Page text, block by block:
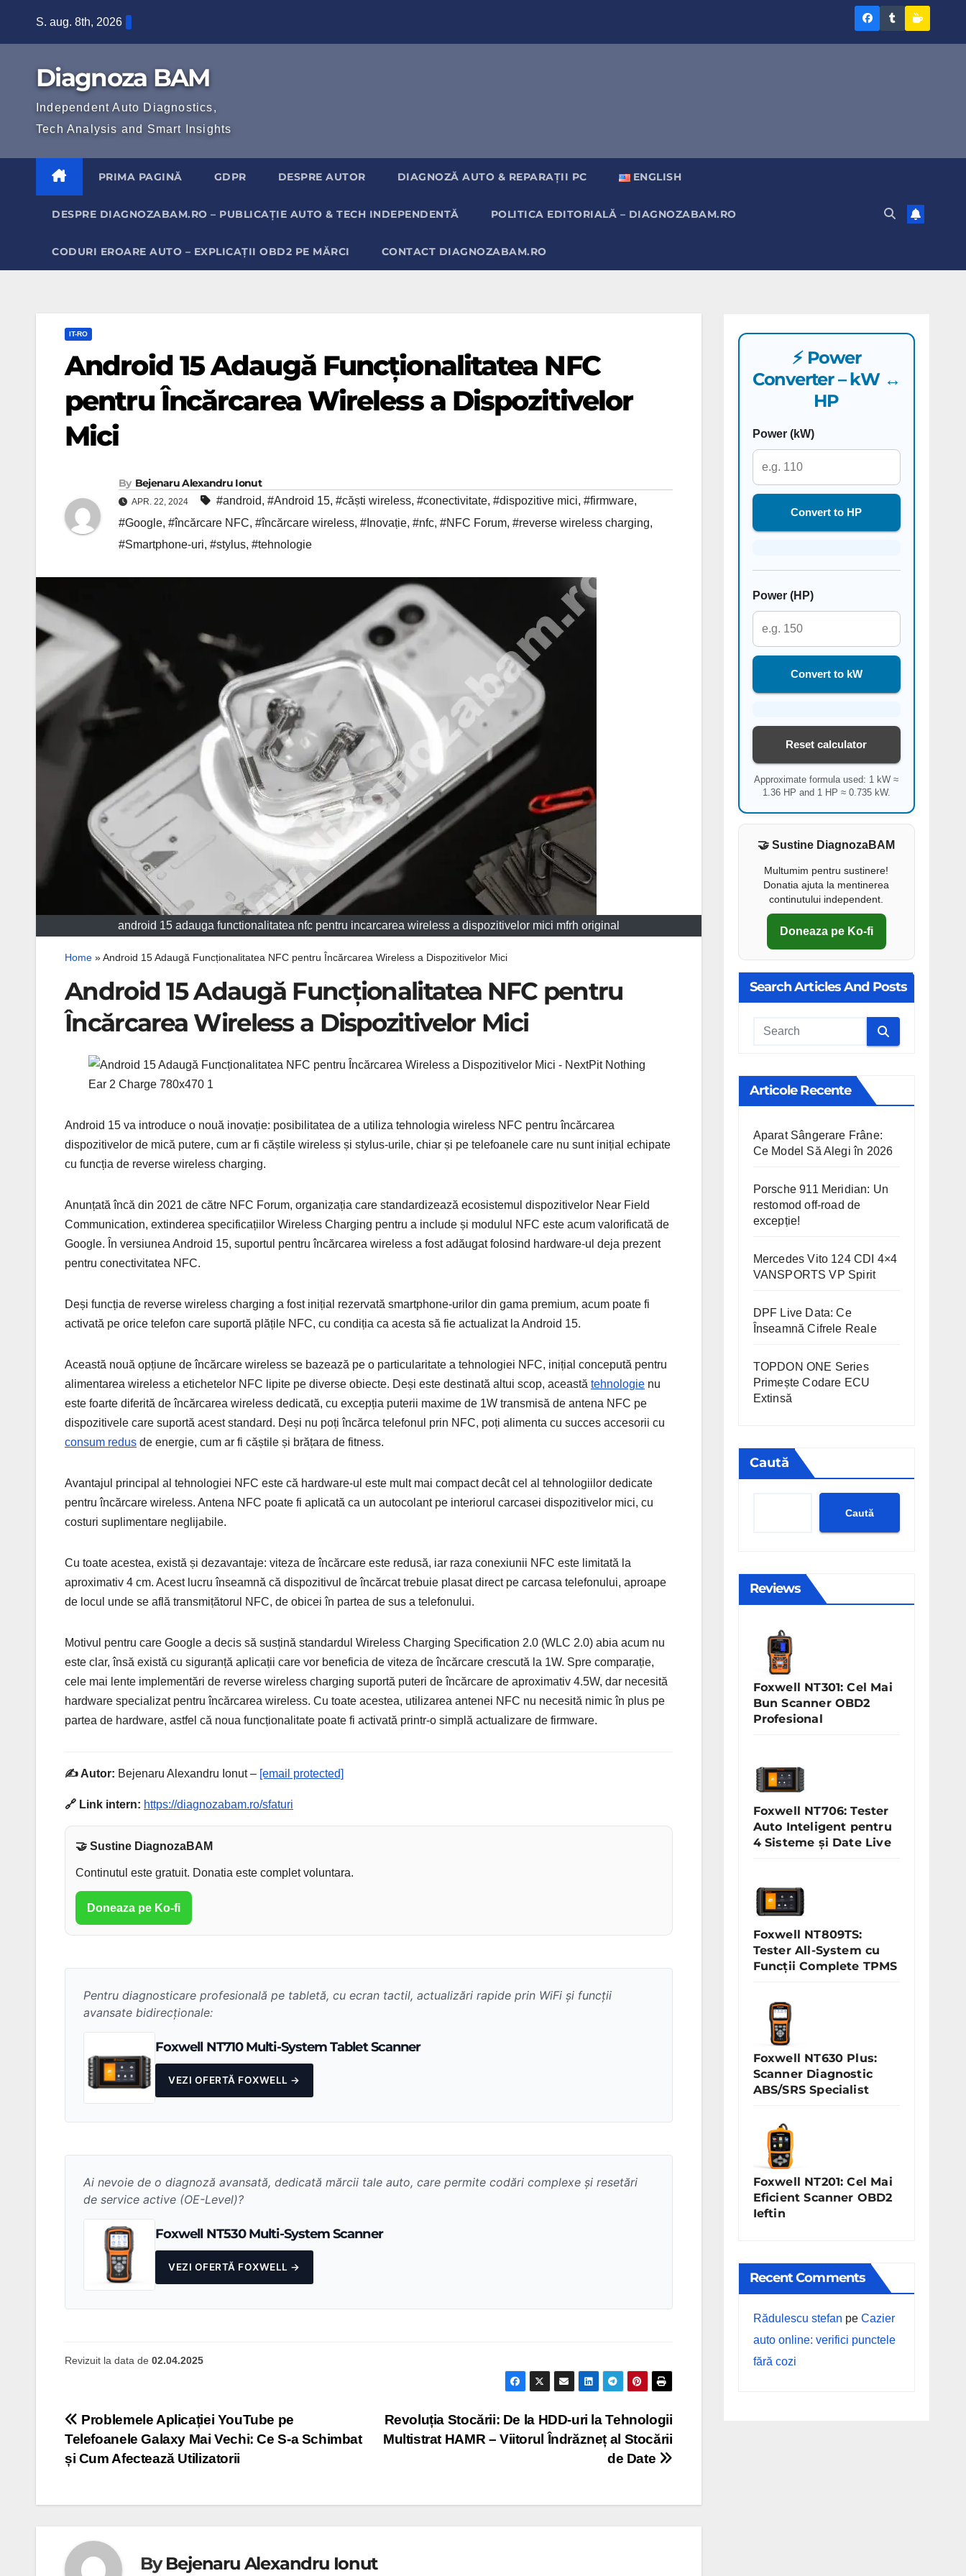
S. aug. 8th, 2026
DiagnozaDiagnoza
Diagnoza BAM
Independent Auto Diagnostics,
Tech Analysis and Smart Insights
PRIMA PAGINĂ GDPR DESPRE AUTOR DIAGNOZĂ AUTO & REPARAȚII PC ENGLISH
DESPRE DIAGNOZABAM.RO – PUBLICAȚIE AUTO & TECH INDEPENDENTĂ POLITICA EDITORIALĂ – DIAGNOZABAM.RO
CODURI EROARE AUTO – EXPLICAȚII OBD2 PE MĂRCI CONTACT DIAGNOZABAM.RO
IT-RO
Android 15 Adaugă Funcționalitatea NFC
pentru Încărcarea Wireless a Dispozitivelor
Mici
By Bejenaru Alexandru Ionut
APR. 22, 2024 #android, #Android 15, #căști wireless, #conectivitate, #dispozitive mici, #firmware,
#Google, #încărcare NFC, #încărcare wireless, #Inovație, #nfc, #NFC Forum, #reverse wireless charging,
#Smartphone-uri, #stylus, #tehnologie
android 15 adauga functionalitatea nfc pentru incarcarea wireless a dispozitivelor mici mfrh original
Home »Android 15 Adaugă Funcționalitatea NFC pentru Încărcarea Wireless a Dispozitivelor Mici
Android 15 Adaugă Funcționalitatea NFC pentru
Încărcarea Wireless a Dispozitivelor Mici
Android 15 va introduce o nouă inovație: posibilitatea de a utiliza tehnologia wireless NFC pentru încărcarea
dispozitivelor de mică putere, cum ar fi căștile wireless și stylus-urile, chiar și pe telefoanele care nu sunt inițial echipate
cu funcția de reverse wireless charging.
Anunțată încă din 2021 de către NFC Forum, organizația care standardizează ecosistemul dispozitivelor Near Field
Communication, extinderea specificațiilor Wireless Charging pentru a include și modulul NFC este acum valorificată de
Google. În versiunea Android 15, suportul pentru încărcarea wireless a fost adăugat folosind hardware-ul deja prezent
pentru conectivitatea NFC.
Deși funcția de reverse wireless charging a fost inițial rezervată smartphone-urilor din gama premium, acum poate fi
activată pe orice telefon care suportă plățile NFC, cu condiția ca acesta să fie actualizat la Android 15.
Această nouă opțiune de încărcare wireless se bazează pe o particularitate a tehnologiei NFC, inițial concepută pentru
alimentarea wireless a etichetelor NFC lipite pe diverse obiecte. Deși este destinată altui scop, această tehnologie nu
este foarte diferită de încărcarea wireless dedicată, cu excepția puterii maxime de 1W transmisă de antena NFC pe
dispozitivele care suportă acest standard. Deși nu poți încărca telefonul prin NFC, poți alimenta cu succes accesorii cu
consum redus de energie, cum ar fi căștile și brățara de fitness.
Avantajul principal al tehnologiei NFC este că hardware-ul este mult mai compact decât cel al tehnologiilor dedicate
pentru încărcare wireless. Antena NFC poate fi aplicată ca un autocolant pe interiorul carcasei dispozitivelor mici, cu
costuri suplimentare neglijabile.
Cu toate acestea, există și dezavantaje: viteza de încărcare este redusă, iar raza conexiunii NFC este limitată la
aproximativ 4 cm. Acest lucru înseamnă că dispozitivul de încărcat trebuie plasat direct pe carcasa telefonului, aproape
de locul unde se află transmițătorul NFC, de obicei în partea de sus a telefonului.
Motivul pentru care Google a decis să susțină standardul Wireless Charging Specification 2.0 (WLC 2.0) abia acum nu
este clar, însă există cu siguranță aplicații care vor beneficia de viteza de încărcare crescută la 1W. Spre comparație,
cele mai lente implementări de reverse wireless charging suportă puteri de încărcare de aproximativ 4.5W, dar necesită
hardware specializat pentru încărcarea wireless. Cu toate acestea, utilizarea antenei NFC nu necesită nimic în plus pe
partea de hardware, astfel că noua funcționalitate poate fi activată printr-o simplă actualizare de firmware.
✍️ Autor: Bejenaru Alexandru Ionut – [email protected]
🔗 Link intern: https://diagnozabam.ro/sfaturi
🤝 Sustine DiagnozaBAM
Continutul este gratuit. Donatia este complet voluntara.
Doneaza pe Ko-fi
Pentru diagnosticare profesională pe tabletă, cu ecran tactil, actualizări rapide prin WiFi și funcții
avansate bidirecționale:
Foxwell NT710 Multi-System Tablet Scanner
VEZI OFERTĂ FOXWELL →
Ai nevoie de o diagnoză avansată, dedicată mărcii tale auto, care permite codări complexe și resetări
de service active (OE-Level)?
Foxwell NT530 Multi-System Scanner
VEZI OFERTĂ FOXWELL →
Revizuit la data de 02.04.2025
Navigare
în
Revoluția Stocării: De la HDD-uri la Tehnologii
Multistrat HAMR – Viitorul Îndrăzneț al Stocării
de Date
Problemele Aplicației YouTube pe
Telefoanele Galaxy Mai Vechi: Ce S-a Schimbat
și Cum Afectează Utilizatorii
ByBejenaru Alexandru Ionut
⚡ Power
Converter – kW ↔
HP
Power (kW)
Convert to HP
Power (HP)
Convert to kW
Reset calculator
Approximate formula used: 1 kW ≈
1.36 HP and 1 HP ≈ 0.735 kW.
🤝 Sustine DiagnozaBAM
Multumim pentru sustinere!
Donatia ajuta la mentinerea
continutului independent.
Doneaza pe Ko-fi
Search Articles And Posts
Cauta
Articole Recente
Aparat Sângerare Frâne:
Ce Model Să Alegi în 2026
Porsche 911 Meridian: Un
restomod off-road de
excepție!
Mercedes Vito 124 CDI 4×4
VANSPORTS VP Spirit
DPF Live Data: Ce
Înseamnă Cifrele Reale
TOPDON ONE Series
Primește Codare ECU
Extinsă
Caută
Caută
Reviews
Foxwell NT301: Cel Mai
Bun Scanner OBD2
Profesional
Foxwell NT706: Tester
Auto Inteligent pentru
4 Sisteme și Date Live
Foxwell NT809TS:
Tester All-System cu
Funcții Complete TPMS
Foxwell NT630 Plus:
Scanner Diagnostic
ABS/SRS Specialist
Foxwell NT201: Cel Mai
Eficient Scanner OBD2
Ieftin
Recent Comments
Rădulescu stefan pe Cazier
auto online: verifici punctele
fără cozi